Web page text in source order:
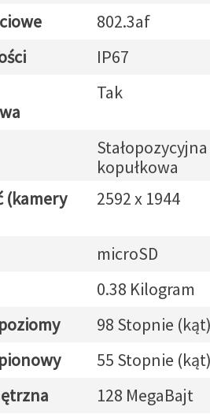
802.3af
IP67
Tak
Stałopozycyjna
kopułkowa
(kamery
2592 x 1944
microSD
0.38 Kilogram
98 Stopnie
55 Stopnie
128 MegaBajt